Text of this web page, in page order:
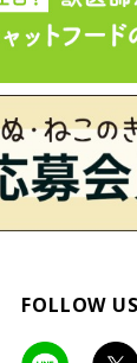
もあわせて観察
んでください
ち獣医師相談室
編集室
FOLLOW US